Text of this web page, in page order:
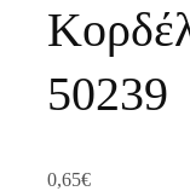
50239
0,65€